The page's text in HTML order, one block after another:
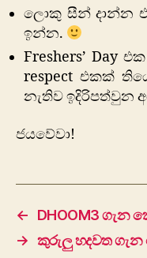
ලොකු සීන් දාන්න
ඉන්න.
Freshers’ Day
respect එකක්
නැතිව ඉදිරිපත්වුන
ජයවේවා!
←
DHOOM3 ගැන
→ කුරුලු හදවත